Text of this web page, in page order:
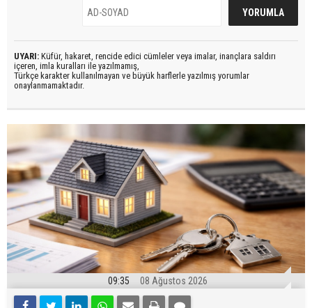
UYARI: Küfür, hakaret, rencide edici cümleler veya imalar, inançlara saldırı
içeren, imla kuralları ile yazılmamış,
Türkçe karakter kullanılmayan ve büyük harflerle yazılmış yorumlar
onaylanmamaktadır.
09:35 08 Ağustos 2026